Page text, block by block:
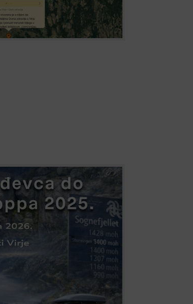
“Od Đurđevca do
i vlastitim snagama stići do
Nordkappa? Na putopisnom
Željko Orač i Željko
su se na ovu avanturu otisnuli